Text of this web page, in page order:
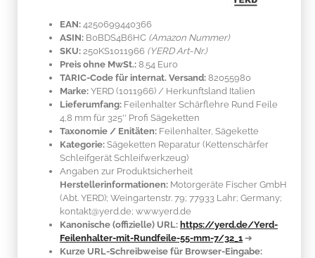
EAN: 4250699440366
ASIN: B0BDS4B6HC (Amazon Nummer)
SKU: 250KS1011966 (YERD Art-Nr.)
Preis ohne MwSt.: 8.54 Euro
TARIC-Code für internat. Versand: 82055980
Marke: YERD (1011966) / Herkunftsland Italien
Lieferumfang: Feilenhalter Schärflehre Rund Feile
4,8 mm für 325'' Profi Sägeketten
Taxonomie / Enitäten: Feilenhalter, Sägekette
Kategorie: Sägeketten Reparatur (Kettenschärfer
Schleifgerät Schleifwerkzeug)
Angaben zur Produktsicherheit
Herstellerinformationen: Motorgeräte Fischer GmbH
(Abt. YERD); Weingartenstr. 79; 77933 Lahr; Germany;
kontakt@yerd.de; www.yerd.de
Kanonische (offizielle) URL: https://yerd.de/Yerd-
Feilenhalter-mit-Rundfeile-55-mm-7/32_1 ➔
Kurze URL-Schreibweise für Browser-Eingabe: